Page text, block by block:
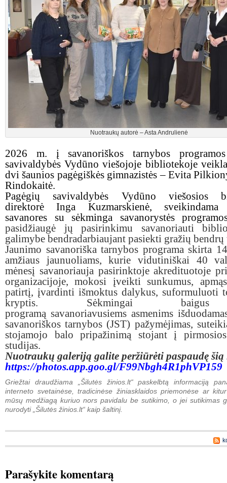
Nuotraukų autorė – Asta Andrulienė
2026 m. į savanoriškos tarnybos
savivaldybės Vydūno viešojoje bibliotekoje
dvi šaunios pagėgiškės gimnazistės – Evita
Rindokaitė.
Pagėgių savivaldybės Vydūno viešosios
direktorė Inga Kuzmarskienė, sveikindama
savanores su sėkminga savanorystės
pasidžiaugė jų pasirinkimu savanoriauti
galimybe bendradarbiaujant pasiekti gražių
Jaunimo savanoriška tarnybos programa skirta
amžiaus jaunuoliams, kurie vidutiniškai 40
mėnesį savanoriauja pasirinktoje akredituotoje
organizacijoje, mokosi įveikti sunkumus,
patirtį, įvardinti išmoktus dalykus, suformuluoti
kryptis. Sėkmingai
programą savanoriavusiems asmenims
savanoriškos tarnybos (JST) pažymėjimas,
stojamojo balo pripažinimą stojant į
studijas.
Nuotraukų galeriją galite peržiūrėti paspaudę
https://photos.app.goo.gl/F99Nbgh4R1phVP159
Griežtai draudžiama „Šilutės žinios.lt“ paskelbtą informaciją
interneto svetainėse, tradicinėse žiniasklaidos priemonėse ar
mūsų medžiagą kuriuo nors pavidalu be sutikimo, o jei sutikimas
nurodyti „Šilutės žinios.lt“ kaip šaltinį.
Parašykite komentarą